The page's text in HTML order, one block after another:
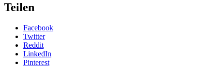
Teilen
Facebook
Twitter
Reddit
LinkedIn
Pinterest